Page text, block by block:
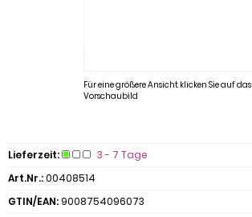
Für eine größere Ansicht klicken Sie auf das
Vorschaubild
Lieferzeit:
3 - 7 Tage
Art.Nr.:00408514
GTIN/EAN: 9008754096073